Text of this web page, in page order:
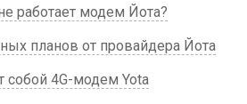
работает модем Йота?
планов от провайдера Йота
собой 4G-модем Yota